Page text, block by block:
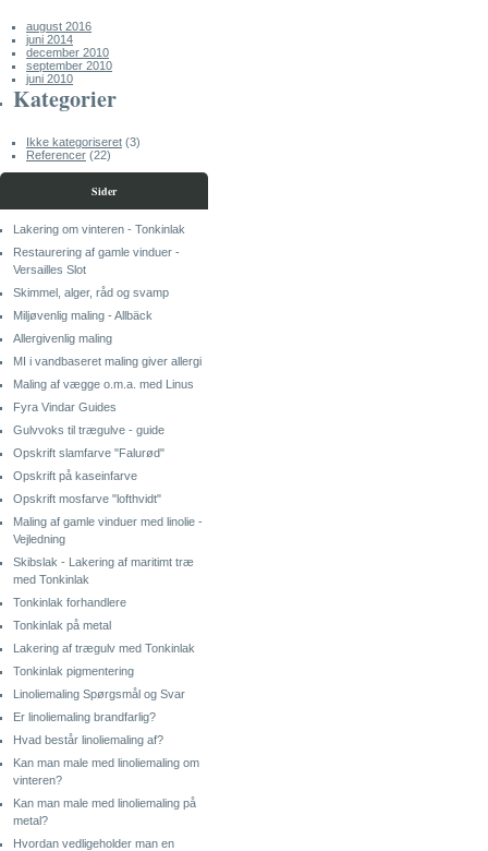
august 2016
juni 2014
december 2010
september 2010
juni 2010
Kategorier
Ikke kategoriseret (3)
Referencer (22)
Sider
Lakering om vinteren - Tonkinlak
Restaurering af gamle vinduer -
Versailles Slot
Skimmel, alger, råd og svamp
Miljøvenlig maling - Allbäck
Allergivenlig maling
MI i vandbaseret maling giver allergi
Maling af vægge o.m.a. med Linus
Fyra Vindar Guides
Gulvvoks til trægulve - guide
Opskrift slamfarve "Falurød"
Opskrift på kaseinfarve
Opskrift mosfarve "lofthvidt"
Maling af gamle vinduer med linolie -
Vejledning
Skibslak - Lakering af maritimt træ
med Tonkinlak
Tonkinlak forhandlere
Tonkinlak på metal
Lakering af trægulv med Tonkinlak
Tonkinlak pigmentering
Linoliemaling Spørgsmål og Svar
Er linoliemaling brandfarlig?
Hvad består linoliemaling af?
Kan man male med linoliemaling om
vinteren?
Kan man male med linoliemaling på
metal?
Hvordan vedligeholder man en